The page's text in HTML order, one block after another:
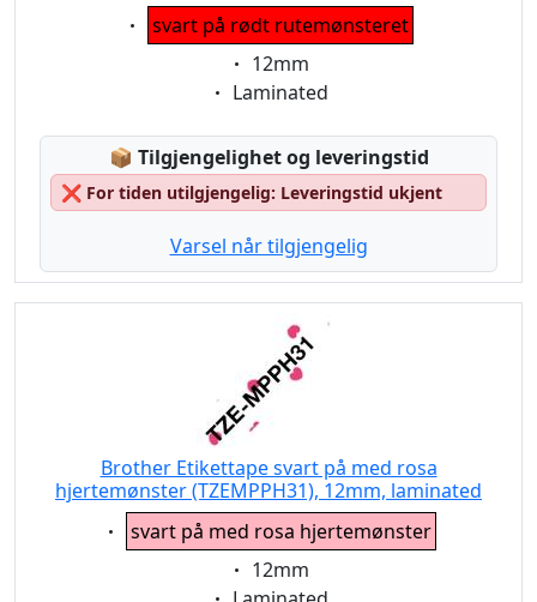
Eigenschaft:
svart på rødt rutemønsteret
Eigenschaft:
12mm
Eigenschaft:
Laminated
📦 Lagerstatus:
Tilgjengelighet og leveringstid
❌ For tiden utilgjengelig: Leveringstid ukjent
Varsel når tilgjengelig
Brother Etikettape svart på med rosa
hjertemønster (TZEMPPH31), 12mm, laminated
Eigenschaft:
svart på med rosa hjertemønster
Eigenschaft:
12mm